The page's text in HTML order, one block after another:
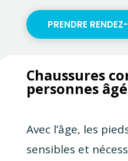
PRENDRE
Chaussures
personnes
Avec l’âge, les
sensibles et